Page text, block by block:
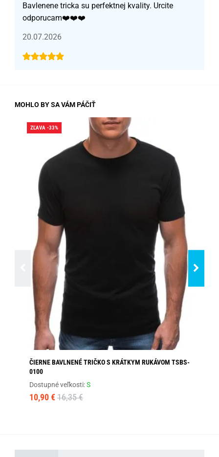
Bavlenene tricka su perfektnej kvality. Urcite
odporucam❤️❤️❤️
20.07.2026
MOHLO BY SA VÁM PÁČIŤ
ZĽAVA -33%
ČIERNE BAVLNENÉ TRIČKO S KRÁTKYM RUKÁVOM TSBS-
0100
Dostupné veľkosti:S
10,90 € 16,35 €